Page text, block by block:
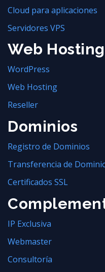
Cloud para aplicaciones
Servidores VPS
Web Hosting
WordPress
Web Hosting
Reseller
Dominios
Registro de Dominios
Transferencia de
Certificados SSL
IP Exclusiva
Webmaster
Consultoría